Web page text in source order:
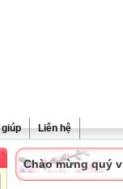
Liên hệ
Chào mừng quý